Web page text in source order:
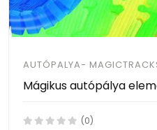
AUTÓPALYA-
(0)